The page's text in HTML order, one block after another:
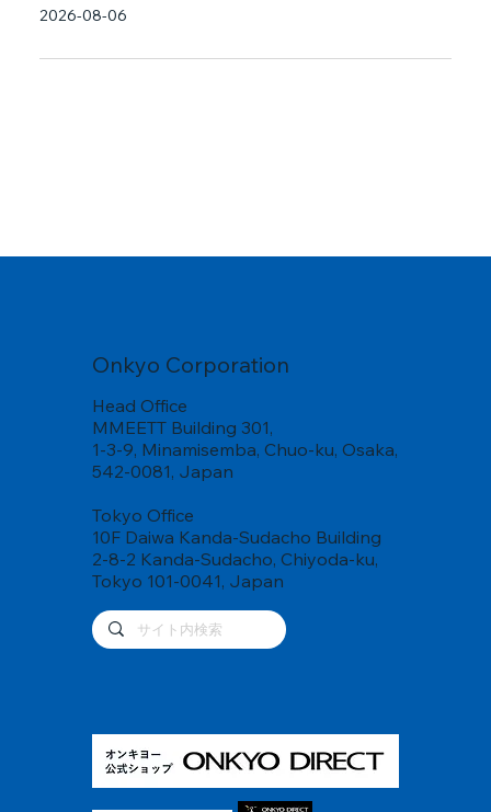
2026-08-06
Onkyo Corporation
Head Office
MMEETT Building 301,
1-3-9, Minamisemba, Chuo-ku, Osaka,
542-0081, Japan
Tokyo Office
10F Daiwa Kanda-Sudacho Building
2-8-2 Kanda-Sudacho, Chiyoda-ku,
Tokyo 101-0041, Japan